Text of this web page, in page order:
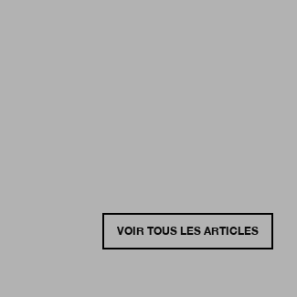
VOIR TOUS LES ARTICLES